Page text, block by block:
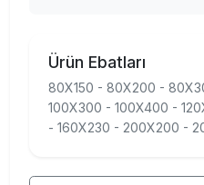
Ürün Ebatları
80X150 - 80X200 -
100X300 - 100X400 -
- 160X230 - 200X200 -